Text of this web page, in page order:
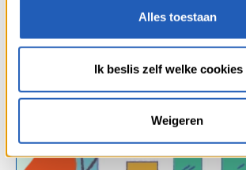
Alles toestaan
Ik beslis zelf welke cookies
Weigeren